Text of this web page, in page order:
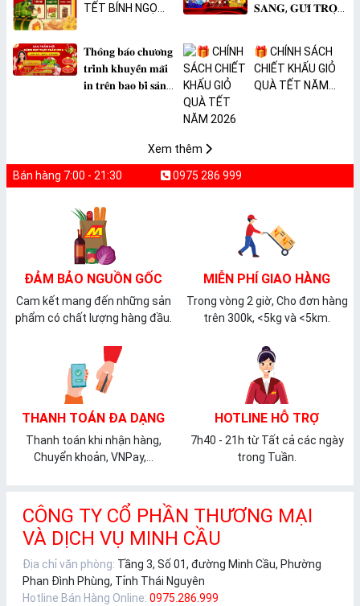
TẾT BÍNH NGỌ
𝐒𝐀𝐍𝐆, 𝐆𝐔̛̉𝐈 𝐓𝐑𝐎̣𝐍
𝐓𝐡𝐨̂𝐧𝐠 𝐛𝐚́𝐨 𝐜𝐡𝐮̛𝐨̛𝐧𝐠
𝐭𝐫𝐢̀𝐧𝐡 𝐤𝐡𝐮𝐲𝐞̂́𝐧 𝐦𝐚̃𝐢
𝐢𝐧 𝐭𝐫𝐞̂𝐧 𝐛𝐚𝐨 𝐛𝐢̀ 𝐬𝐚̉𝐧
🎁 CHÍNH SÁCH
CHIẾT KHẤU GIỎ
QUÀ TẾT NĂM
Xem thêm
Bán hàng 7:00 - 21:30 0975 286 999
ĐẢM BẢO NGUỒN GỐC
Cam kết mang đến những sản
phẩm có chất lượng hàng đầu.
MIỄN PHÍ GIAO HÀNG
Trong vòng 2 giờ, Cho đơn hàng
trên 300k, <5kg và <5km.
THANH TOÁN ĐA DẠNG
Thanh toán khi nhận hàng,
Chuyển khoản, VNPay,...
HOTLINE HỖ TRỢ
7h40 - 21h từ Tất cả các ngày
trong Tuần.
CÔNG TY CỔ PHẦN THƯƠNG MẠI
VÀ DỊCH VỤ MINH CẦU
Địa chỉ văn phòng: Tầng 3, Số 01, đường Minh Cầu, Phường
Phan Đình Phùng, Tỉnh Thái Nguyên
Hotline Bán Hàng Online: 0975.286.999